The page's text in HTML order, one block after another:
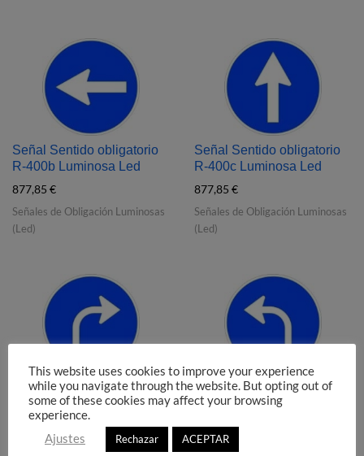
Señal Sentido obligatorio
R‐400b Luminosa Led
877,85 €
Señales de Obligación Luminosas
(Led)
Señal Sentido obligatorio
R‐400c Luminosa Led
877,85 €
Señales de Obligación Luminosas
(Led)
Señal Sentido obligatorio
R‐400d Luminosa Led
877,85
Señales de Obligación Luminosas
Señal Sentido obligatorio
R‐400e Luminosa Led
877,85€
This website uses cookies to improve your experience
while you navigate through the website. But opting out of
some of these cookies may affect your browsing
experience.
Ajustes
Rechazar ACEPTAR